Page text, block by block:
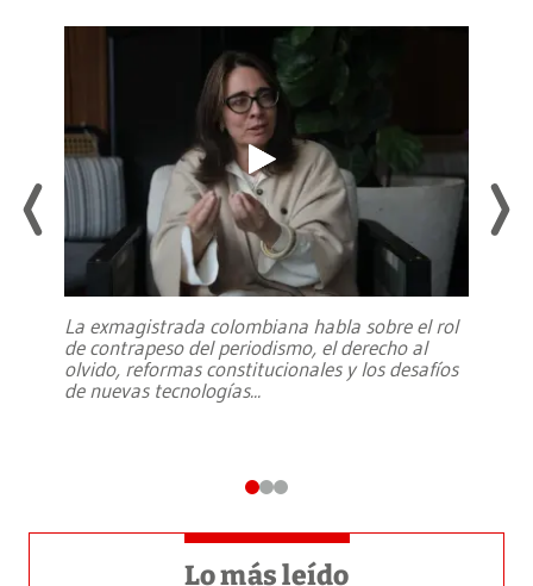
La exmagistrada colombiana habla sobre el rol
de contrapeso del periodismo, el derecho al
olvido, reformas constitucionales y los desafíos
de nuevas tecnologías...
Lo más leído